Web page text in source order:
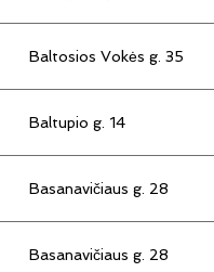
Baltosios Vokės g. 35
Baltupio g. 14
Basanavičiaus g. 28
Basanavičiaus g. 28